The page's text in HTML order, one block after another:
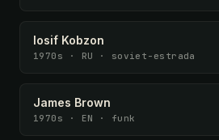
Iosif Kobzon
1970s · RU · soviet-estrada
James Brown
1970s · EN · funk